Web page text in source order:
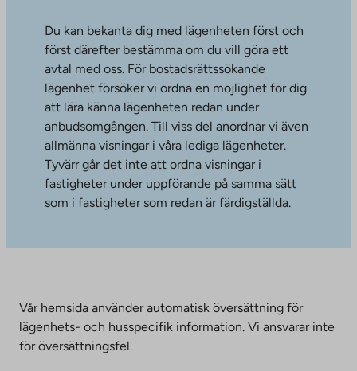
Du kan bekanta dig med lägenheten först och
först därefter bestämma om du vill göra ett
avtal med oss. För bostadsrättssökande
lägenhet försöker vi ordna en möjlighet för dig
att lära känna lägenheten redan under
anbudsomgången. Till viss del anordnar vi även
allmänna visningar i våra lediga lägenheter.
Tyvärr går det inte att ordna visningar i
fastigheter under uppförande på samma sätt
som i fastigheter som redan är färdigställda.
Vår hemsida använder automatisk översättning för
lägenhets- och husspecifik information. Vi ansvarar inte
för översättningsfel.